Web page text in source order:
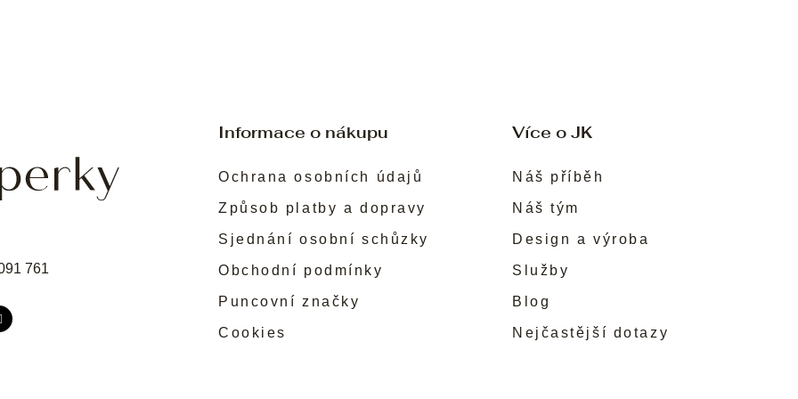
Informace o nákupu
Ochrana osobních údajů
Způsob platby a dopravy
Sjednání osobní schůzky
Obchodní podmínky
Puncovní značky
Cookies
Více o JK
Náš příběh
Náš tým
Design a výroba
Služby
Blog
Nejčastější dotazy
761